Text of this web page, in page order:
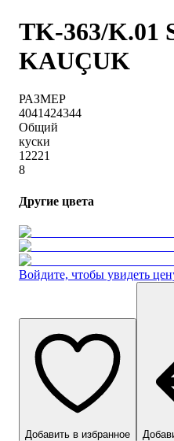
TK-363/K.01
KAUÇUK
РАЗМЕР
4041424344
Общий
куски
12221
8
Другие цвета
Войдите, чтобы увидеть
Добавить в избранное